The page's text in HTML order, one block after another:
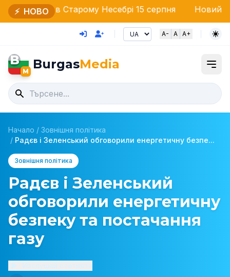
⚡ НОВО
Старому Несебрі 15 серпня Новий директор
A- A A+
B
M BurgasMedia
Начало / Зовнішня політика
/ Радєв і Зеленський обговорили енергетичну безпе...
Зовнішня політика
Радєв і Зеленський
обговорили енергетичну
безпеку та постачання
газу